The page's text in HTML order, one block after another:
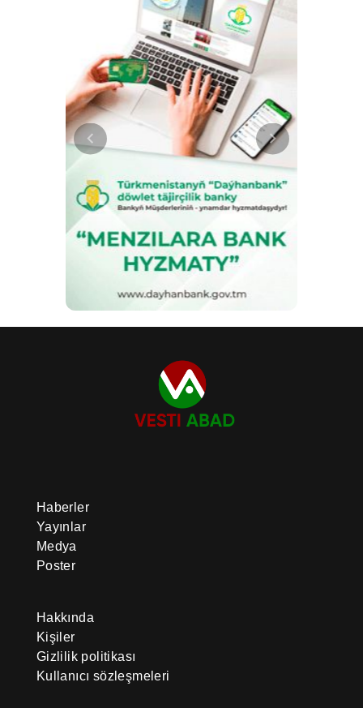
Haberler
Yayınlar
Medya
Poster
Hakkında
Kişiler
Gizlilik politikası
Kullanıcı sözleşmeleri